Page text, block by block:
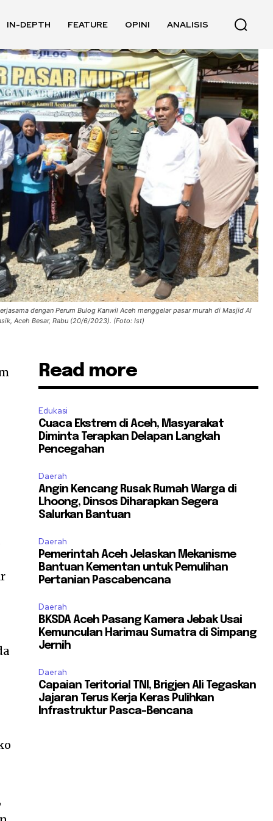
IN-DEPTH FEATURE OPINI ANALISIS
dengan Perum Bulog Kanwil Aceh menggelar pasar murah di Masjid Al
Aceh Besar, Rabu (20/6/2023). (Foto: Ist)
Read more
Edukasi
Cuaca Ekstrem di Aceh, Masyarakat
Diminta Terapkan Delapan Langkah
Pencegahan
Daerah
Angin Kencang Rusak Rumah Warga di
Lhoong, Dinsos Diharapkan Segera
Salurkan Bantuan
Daerah
Pemerintah Aceh Jelaskan Mekanisme
Bantuan Kementan untuk Pemulihan
Pertanian Pascabencana
Daerah
BKSDA Aceh Pasang Kamera Jebak Usai
Kemunculan Harimau Sumatra di Simpang
Jernih
Daerah
Capaian Teritorial TNI, Brigjen Ali Tegaskan
Jajaran Terus Kerja Keras Pulihkan
Infrastruktur Pasca-Bencana